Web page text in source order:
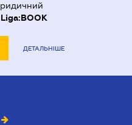
Liga:BOOK
ДЕТАЛЬНІШЕ